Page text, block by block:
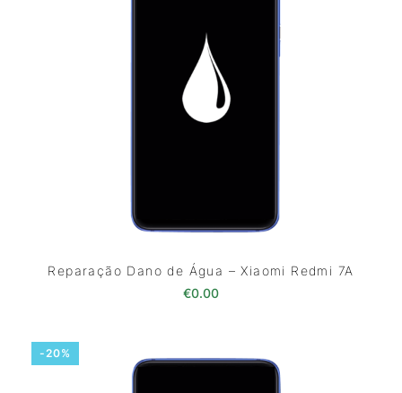
Reparação Dano de Água – Xiaomi Redmi 7A
€0.00
-20%